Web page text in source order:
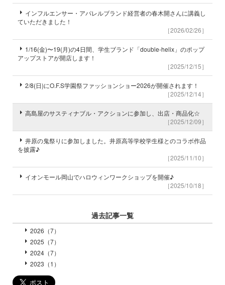
インフルエンサー・アパレルブランド経営者の春木開さんに講義し
ていただきました！
［2026/02/26］
1/16(金)〜19(月)の4日間、学生ブランド「double-helix」のポップ
アップストアが開店します！
［2025/12/15］
2/8(日)にO.F.S学園祭ファッションショー2026が開催されます！
［2025/12/14］
高島屋のサスティナブル・アクションに参加し、出店・商品化☆
［2025/12/09］
井原の鬼祭りに参加しました。井原高等学校学生様とのコラボ作品
を披露♪
［2025/11/10］
イオンモール岡山でハロウィンワークショップを開催♪
［2025/10/18］
過去記事一覧
2026（7）
2025（7）
2024（7）
2023（1）